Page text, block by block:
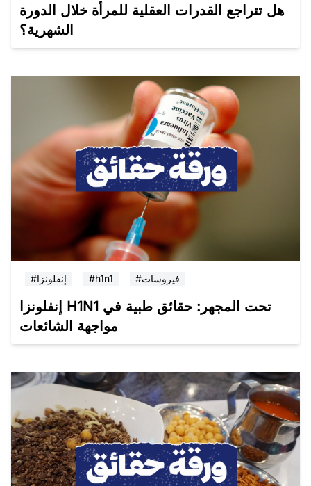
هل تتراجع القدرات العقلية للمرأة خلال الدورة
الشهرية؟
#إنفلونزا #h1n1 #فيروسات
إنفلونزا H1N1 تحت المجهر: حقائق طبية في
مواجهة الشائعات